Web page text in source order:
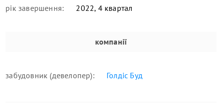
рік завершення: 2022, 4 квартал
компанії
забудовник (девелопер): Голдіс Буд